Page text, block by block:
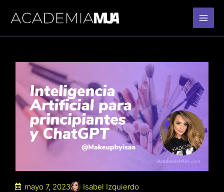
mayo 7, 2023 Isabel Izquierdo